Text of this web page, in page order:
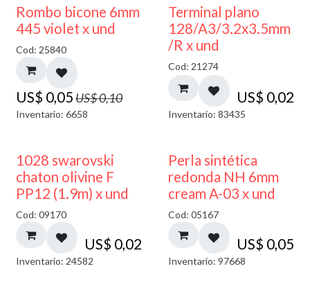
50% DESCUENTO
Rombo bicone 6mm
445 violet x und
Cod: 25840
US$ 0,05US$0,10
Inventario: 6658
Terminal plano
128/A3/3.2x3.5mm
/R x und
Cod: 21274
US$ 0,02
Inventario: 83435
1028 swarovski
chaton olivine F
PP12 (1.9m) x und
Cod: 09170
US$ 0,02
Inventario: 24582
Perla sintética
redonda NH 6mm
cream A-03 x und
Cod: 05167
US$ 0,05
Inventario: 97668